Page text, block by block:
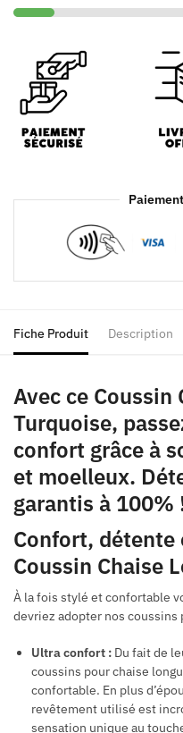
Fiche Produit Description
Avec ce Coussin
Turquoise,
confort grâce à
et moelleux.
garantis à 100%
Confort, détente
Coussin Chaise
À la fois stylé et confortable
devriez adopter nos coussins
Ultra confort : Du fait de
coussins pour chaise
confortable. En plus
revêtement utilisé est
sensation unique au